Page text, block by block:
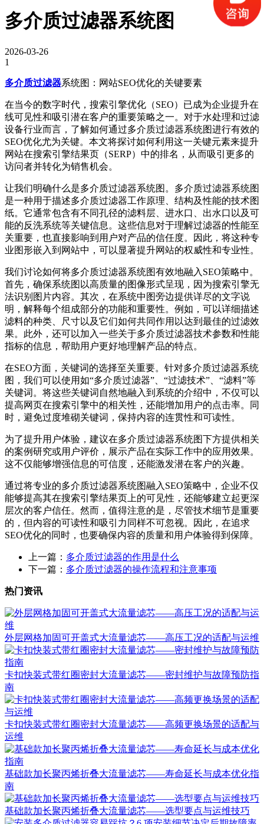
多介质过滤器系统图
2026-03-26
1
多介质过滤器系统图：网站SEO优化的关键要素
在当今的数字时代，搜索引擎优化（SEO）已成为企业提升在
线可见性和吸引潜在客户的重要策略之一。对于水处理和过滤
设备行业而言，了解如何通过多介质过滤器系统图进行有效的
SEO优化尤为关键。本文将探讨如何利用这一关键元素来提升
网站在搜索引擎结果页（SERP）中的排名，从而吸引更多的
访问者并转化为销售机会。
让我们明确什么是多介质过滤器系统图。多介质过滤器系统图
是一种用于描述多介质过滤器工作原理、结构及性能的技术图
纸。它通常包含有不同孔径的滤料层、进水口、出水口以及可
能的反洗系统等关键信息。这些信息对于理解过滤器的性能至
关重要，也直接影响到用户对产品的信任度。因此，将这种专
业图形嵌入到网站中，可以显著提升网站的权威性和专业性。
我们讨论如何将多介质过滤器系统图有效地融入SEO策略中。
首先，确保系统图以高质量的图像形式呈现，因为搜索引擎无
法识别图片内容。其次，在系统中图旁边提供详尽的文字说
明，解释每个组成部分的功能和重要性。例如，可以详细描述
滤料的种类、尺寸以及它们如何共同作用以达到最佳的过滤效
果。此外，还可以加入一些关于多介质过滤器技术参数和性能
指标的信息，帮助用户更好地理解产品的特点。
在SEO方面，关键词的选择至关重要。针对多介质过滤器系统
图，我们可以使用如“多介质过滤器”、“过滤技术”、“滤料”等
关键词。将这些关键词自然地融入到系统的介绍中，不仅可以
提高网页在搜索引擎中的相关性，还能增加用户的点击率。同
时，避免过度堆砌关键词，保持内容的连贯性和可读性。
为了提升用户体验，建议在多介质过滤器系统图下方提供相关
的案例研究或用户评价，展示产品在实际工作中的应用效果。
这不仅能够增强信息的可信度，还能激发潜在客户的兴趣。
通过将专业的多介质过滤器系统图融入SEO策略中，企业不仅
能够提高其在搜索引擎结果页上的可见性，还能够建立起更深
层次的客户信任。然而，值得注意的是，尽管技术细节是重要
的，但内容的可读性和吸引力同样不可忽视。因此，在追求
SEO优化的同时，也要确保内容的质量和用户体验得到保障。
上一篇： 多介质过滤器的作用是什么
下一篇： 多介质过滤器的操作流程和注意事项
热门资讯
外层网格加固可开盖式大流量滤芯——高压工况的适配与运维
卡扣快装式带红圈密封大流量滤芯——密封维护与故障预防指
南
卡扣快装式带红圈密封大流量滤芯——高频更换场景的适配与
运维
基础款加长聚丙烯折叠大流量滤芯——寿命延长与成本优化指
南
基础款加长聚丙烯折叠大流量滤芯——选型要点与运维技巧